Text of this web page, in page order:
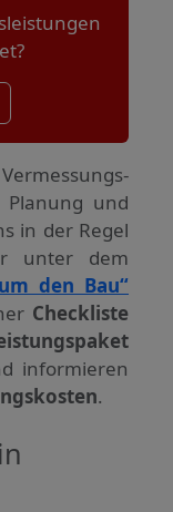
und
in der Regel
unter dem
den Bau“
Checkliste
informieren
.